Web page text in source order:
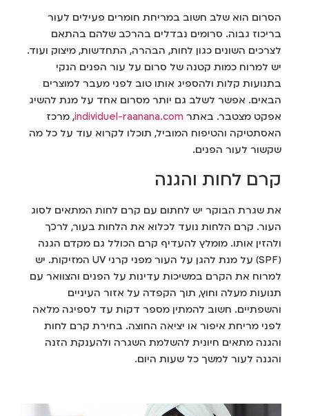
הסרום הוא שלב חשוב במריחת חומרים פעילים לעור
בריכוז גבוה. סרומים נבדלים בהרכב שלהם בהתאם
לצרכים השונים כגון לחות, הבהרה, התחדשות, מיצוק ועוד.
יש למרוח כמות קטנה של סרום על עור הפנים הנקי
בתנועות קלות ולהספיג אותו טוב לפני מעבר למוצרים
הבאים. אפשר לשלב גם יותר מסרום אחד על מנת להשיג
אפקט מצטבר. באתרindividuel-raanana.com, מרכז
האסתטיקה והטיפוח המוביל, תוכלו לקרוא עוד על כל מה
שקשור לעור הפנים.
קרם לחות והגנה
את שגרת הבוקר יש לחתום עם קרם לחות המתאים לסוג
העור. קרם הלחות נועד לכלוא את הלחות בעור, לרכך
ולהזין אותו. מומלץ להעדיף קרם הכולל גם מקדם הגנה
(SPF) על מנת להגן על העור מפני קרני UV המזיקות. יש
למרוח את הקרם במשיכות עדינות על הפנים והצוואר עם
תנועות מעלה וחוץ, תוך הקפדה על אזור העיניים
והשפתיים. חשוב להמתין מספר דקות עד לספיגה מלאה
לפני מריחת איפור או יציאה החוצה. בחירת קרם לחות
והגנה מתאים חיונית להשלמת השגרה ולהענקת הזנה
והגנה לעור למשך כל שעות היום.